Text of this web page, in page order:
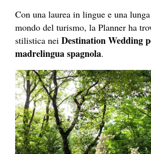
Con una laurea in lingue e una
mondo del turismo, la Planner ha
stilistica nei Destination Wedding
madrelingua spagnola.